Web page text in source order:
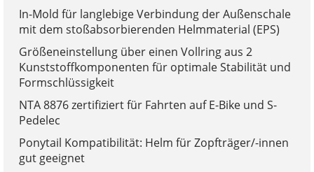
In-Mold für langlebige Verbindung der Außenschale
mit dem stoßabsorbierenden Helmmaterial (EPS)
Größeneinstellung über einen Vollring aus 2
Kunststoffkomponenten für optimale Stabilität und
Formschlüssigkeit
NTA 8876 zertifiziert für Fahrten auf E-Bike und S-
Pedelec
Ponytail Kompatibilität: Helm für Zopfträger/-innen
gut geeignet